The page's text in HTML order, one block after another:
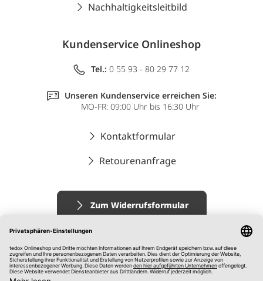
Nachhaltigkeitsleitbild
Kundenservice Onlineshop
Tel.: 0 55 93 - 80 29 77 12
Unseren Kundenservice erreichen Sie:
MO-FR: 09:00 Uhr bis 16:30 Uhr
Kontaktformular
Retourenanfrage
Zum Widerrufsformular
Impressum
AGB